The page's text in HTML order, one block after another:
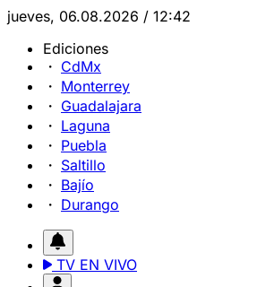
jueves, 06.08.2026 / 12:42
Ediciones
CdMx
Monterrey
Guadalajara
Laguna
Puebla
Saltillo
Bajío
Durango
TV EN VIVO